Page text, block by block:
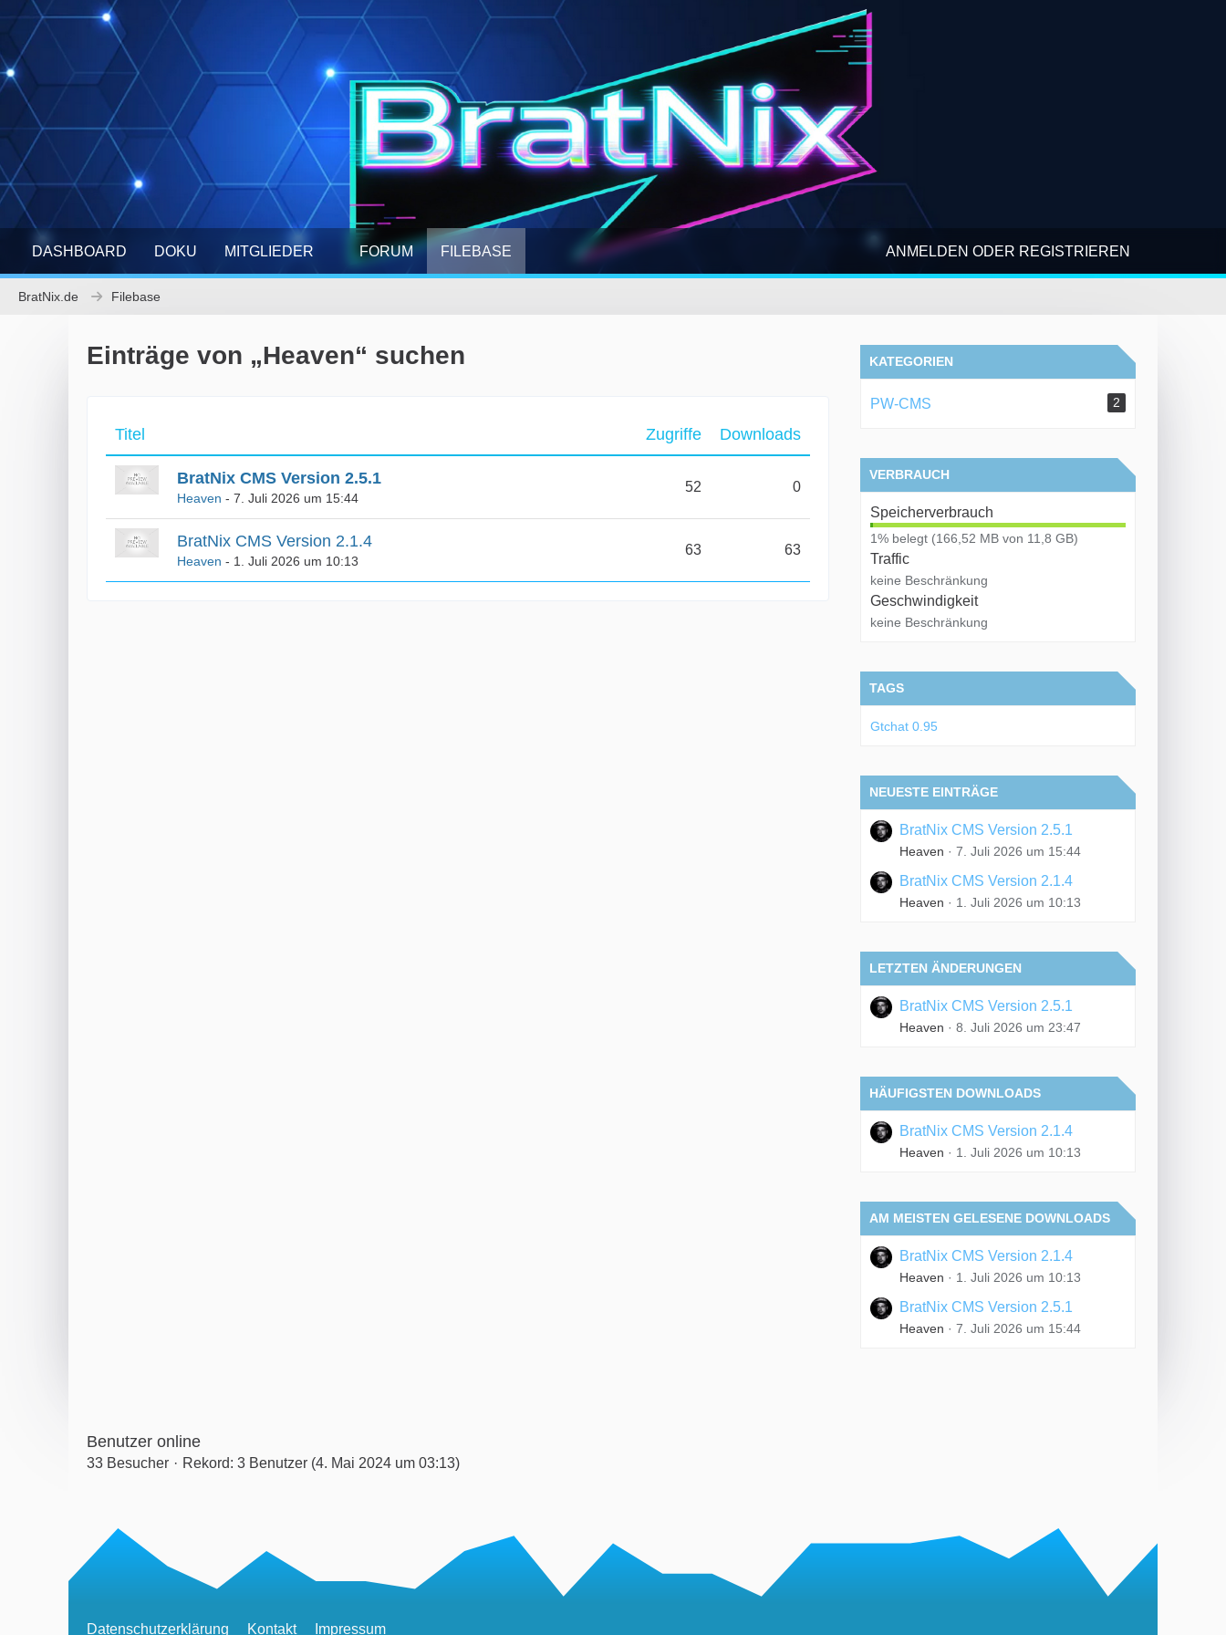
DASHBOARD DOKU MITGLIEDER FORUM FILEBASE ANMELDEN ODER REGISTRIEREN
BratNix.de Filebase
Einträge von „Heaven“ suchen
Titel Zugriffe Downloads
BratNix CMS Version 2.5.1
Heaven - 7. Juli 2026 um 15:44
52 0
BratNix CMS Version 2.1.4
Heaven - 1. Juli 2026 um 10:13
63 63
KATEGORIEN
PW-CMS 2
VERBRAUCH
Speicherverbrauch
1
,
4
1
%
1% belegt (166,52 MB von 11,8 GB)
Traffic
keine Beschränkung
Geschwindigkeit
keine Beschränkung
TAGS
Gtchat 0.95
NEUESTE EINTRÄGE
BratNix CMS Version 2.5.1
Heaven 7. Juli 2026 um 15:44
BratNix CMS Version 2.1.4
Heaven 1. Juli 2026 um 10:13
LETZTEN ÄNDERUNGEN
BratNix CMS Version 2.5.1
Heaven 8. Juli 2026 um 23:47
HÄUFIGSTEN DOWNLOADS
BratNix CMS Version 2.1.4
Heaven 1. Juli 2026 um 10:13
AM MEISTEN GELESENE DOWNLOADS
BratNix CMS Version 2.1.4
Heaven 1. Juli 2026 um 10:13
BratNix CMS Version 2.5.1
Heaven 7. Juli 2026 um 15:44
Benutzer online
33 Besucher Rekord: 3 Benutzer (4. Mai 2024 um 03:13)
Datenschutzerklärung Kontakt Impressum